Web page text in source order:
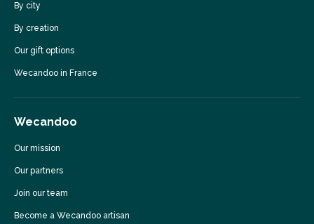
By city
By creation
Our gift options
Wecandoo in France
Wecandoo
Our mission
Our partners
Join our team
Become a Wecandoo artisan